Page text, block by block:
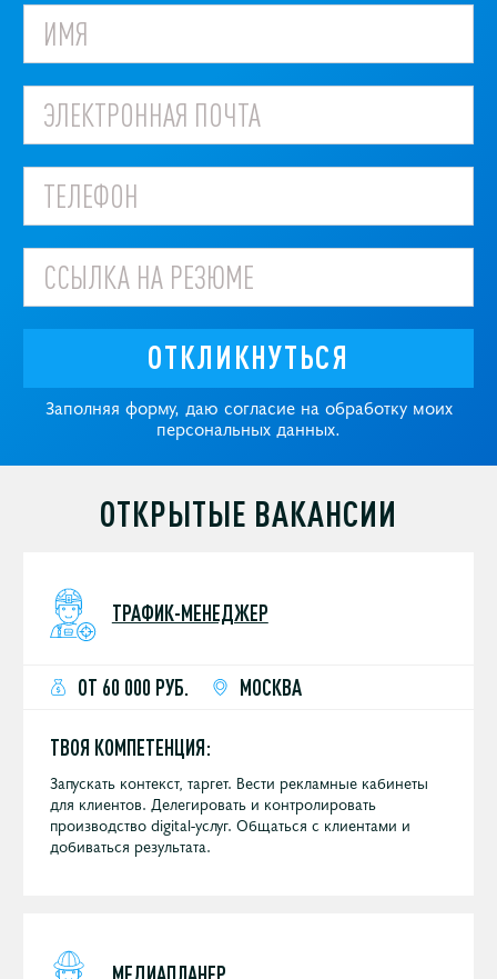
ОТКЛИКНУТЬСЯ
Заполняя форму, даю согласие на обработку моих
персональных данных.
ОТКРЫТЫЕ ВАКАНСИИ
ТРАФИК-МЕНЕДЖЕР
ОТ 60 000 РУБ. МОСКВА
ТВОЯ КОМПЕТЕНЦИЯ:
Запускать контекст, таргет. Вести рекламные кабинеты
для клиентов. Делегировать и контролировать
производство digital-услуг. Общаться с клиентами и
добиваться результата.